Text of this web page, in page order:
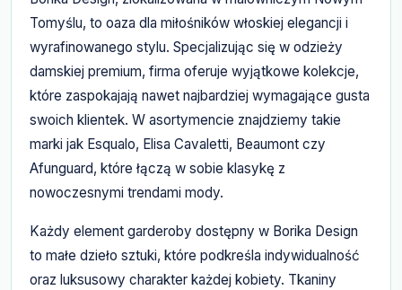
Tomyślu, to oaza dla miłośników włoskiej elegancji i
wyrafinowanego stylu. Specjalizując się w odzieży
damskiej premium, firma oferuje wyjątkowe kolekcje,
które zaspokajają nawet najbardziej wymagające gusta
swoich klientek. W asortymencie znajdziemy takie
marki jak Esqualo, Elisa Cavaletti, Beaumont czy
Afunguard, które łączą w sobie klasykę z
nowoczesnymi trendami mody.
Każdy element garderoby dostępny w Borika Design
to małe dzieło sztuki, które podkreśla indywidualność
oraz luksusowy charakter każdej kobiety. Tkaniny